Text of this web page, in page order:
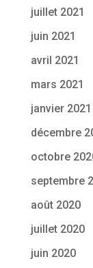
juillet 2021
juin 2021
avril 2021
mars 2021
janvier 2021
décembre
octobre
septembre
août 2020
juillet 2020
juin 2020